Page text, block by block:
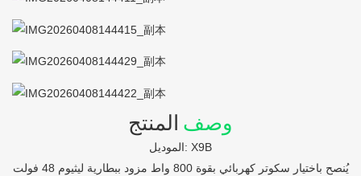
وصف المنتج
الموديل: X9B
يُنصح باختيار سكوتر كهربائي بقوة 800 واط مزود ببطارية ليثيوم 48 فولت